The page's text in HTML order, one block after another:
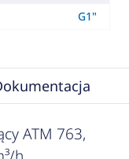
G1"
ATM 763,